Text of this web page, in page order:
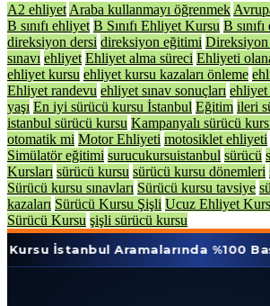
A2 ehliyet Araba kullanmayı öğrenmek
B sınıfı ehliyet B Sınıfı Ehliyet Kursu B
direksiyon dersi direksiyon eğitimi Direksiyon
sınavı ehliyet Ehliyet alma süreci Ehliyeti
ehliyet kursu ehliyet kursu kazaları önleme
Ehliyet randevu ehliyet sınav sonuçları ehliyet
yaşı En iyi sürücü kursu İstanbul Eğitim ileri
istanbul sürücü kursu Kampanyalı sürücü
otomatik mi Motor Ehliyeti motosiklet ehliyeti
Simülatör eğitimi surucukursuistanbul sürücü
Kursları sürücü kursu sürücü kursu dönemleri
Sürücü kursu sınavları Sürücü kursu tavsiye
kazaları Sürücü Kursu Şişli Ucuz Ehliyet
Sürücü Kursu şişli sürücü kursu
Aramalarında %100 Başarı ve